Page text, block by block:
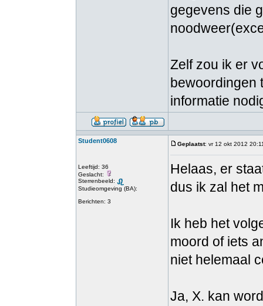
gegevens die
Zelf zou ik er
bewoordingen
informatie
Student0608
Leeftijd: 36
Geslacht:
Sterrenbeeld:
Studieomgeving (BA):
Berichten: 3
Geplaatst: vr 12 okt 2012
Helaas, er
dus ik zal het
Ik heb het
moord of iets
niet helemaal
Ja, X. kan